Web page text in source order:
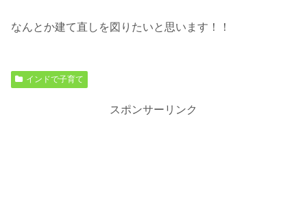
なんとか建て直しを図りたいと思います！！
インドで子育て
スポンサーリンク